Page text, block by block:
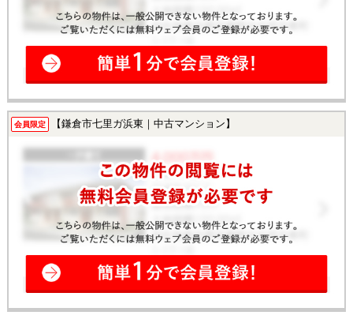
会員限定 【鎌倉市七里ガ浜東｜中古マンション】